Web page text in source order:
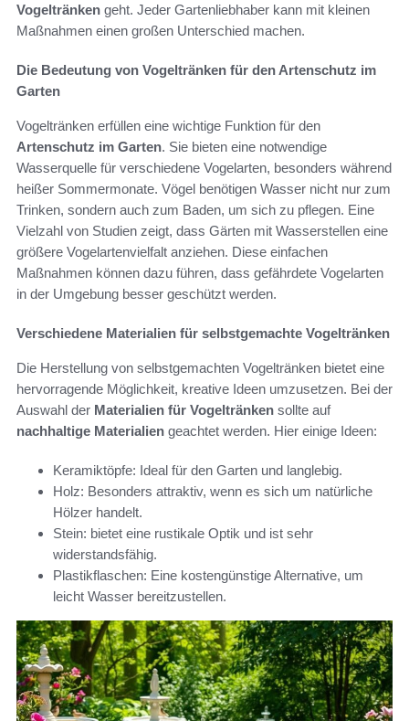
Vogeltränken geht. Jeder Gartenliebhaber kann mit kleinen
Maßnahmen einen großen Unterschied machen.
Die Bedeutung von Vogeltränken für den Artenschutz im
Garten
Vogeltränken erfüllen eine wichtige Funktion für den
Artenschutz im Garten. Sie bieten eine notwendige
Wasserquelle für verschiedene Vogelarten, besonders während
heißer Sommermonate. Vögel benötigen Wasser nicht nur zum
Trinken, sondern auch zum Baden, um sich zu pflegen. Eine
Vielzahl von Studien zeigt, dass Gärten mit Wasserstellen eine
größere Vogelartenvielfalt anziehen. Diese einfachen
Maßnahmen können dazu führen, dass gefährdete Vogelarten
in der Umgebung besser geschützt werden.
Verschiedene Materialien für selbstgemachte Vogeltränken
Die Herstellung von selbstgemachten Vogeltränken bietet eine
hervorragende Möglichkeit, kreative Ideen umzusetzen. Bei der
Auswahl der Materialien für Vogeltränken sollte auf
nachhaltige Materialien geachtet werden. Hier einige Ideen:
Keramiktöpfe: Ideal für den Garten und langlebig.
Holz: Besonders attraktiv, wenn es sich um natürliche
Hölzer handelt.
Stein: bietet eine rustikale Optik und ist sehr
widerstandsfähig.
Plastikflaschen: Eine kostengünstige Alternative, um
leicht Wasser bereitzustellen.